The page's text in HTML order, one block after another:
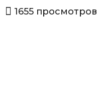
6
л
в
1655 просмотров